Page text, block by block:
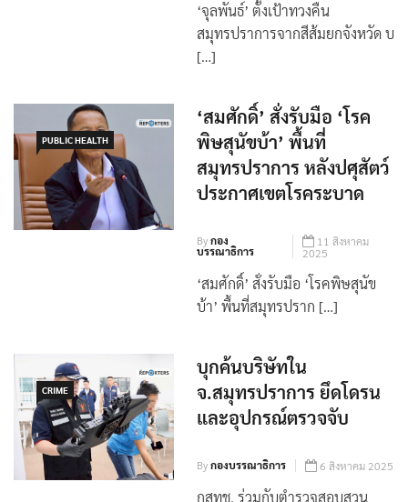
Byกอง
บรรณาธิการ
13 มกราคม
2026
‘จุลพันธ์’ ตั้งเป้าทวงคืน
PUBLIC HEALTH
‘สมศักดิ์’ สั่งรับมือ ‘โรค
พิษสุนัขบ้า’ พื้นที่
สมุทรปราการ หลังปศุสัตว์
ประกาศเขตโรคระบาด
Byกอง
บรรณาธิการ
11 สิงหาคม
2025
‘สมศักดิ์’ สั่งรับมือ ‘โรคพิษสุนัข
CRIME
บุกค้นบริษัทใน
จ.สมุทรปราการ ยึดโดรน
และอุปกรณ์ตรวจจับ